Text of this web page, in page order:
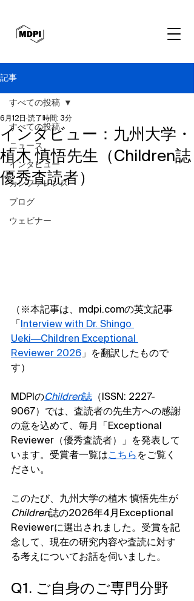
記事
すべての投稿
ニュース
インタビュー
カンファレンス
ブログ
ウェビナー
すべての投稿
インタビュー：九州大学・
植木 慎悟先生（Children誌
優秀査読者）
6月12日 読了時間: 3分
（※本記事は、mdpi.comの英文記事
「
Interview with Dr. Shingo
Ueki―Children Exceptional
Reviewer 2026 」を翻訳したもので
す）
MDPIのChildren誌 （ISSN: 2227-
9067）では、査読者の先生方への感謝
の意を込めて、毎月「Exceptional
Reviewer（優秀査読者）」を発表して
います。受賞者一覧はこちら をご覧く
ださい。
このたび、九州大学の植木 慎悟先生が
Children誌の2026年4月Exceptional
Reviewerに選出されました。受賞を記
念して、現在の研究内容や査読に対す
る考えについてお話を伺いました。
Q1. ご自身のご専門分野